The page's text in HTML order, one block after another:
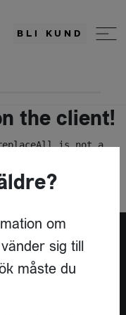
BLI KUND
the client!
is not a
om
sig till
måste du